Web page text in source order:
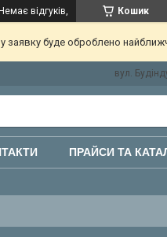
Кошик
Немає відгуків,
заявку буде оброблено
вул.
ПРАЙСИ ТА